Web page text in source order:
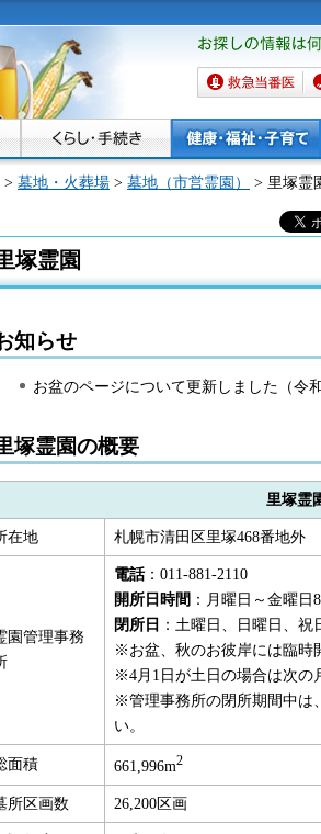
お探しの情報は
か。
救急当番医
> 墓地・火葬場 > 墓地（市営霊園） > 里塚霊
塚霊園
知らせ
お盆のページについて更新しました（令
塚霊園の概要
里塚霊
在地 札幌市清田区里塚468番地外
園管理事務
電話：011-881-2110
開所日時間 ：月曜日～金曜日
閉所日 ：土曜日、日曜日、祝
※お盆、秋のお彼岸には臨時
※4月1日が土日の場合は次の
※管理事務所の閉所期間中は
い。
面積 661,996m2
所区画数 26,200区画